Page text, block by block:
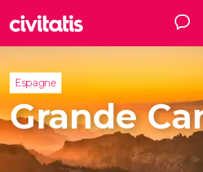
Espagne
Grande